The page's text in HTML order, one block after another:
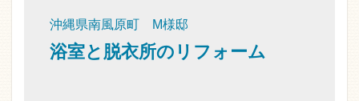
沖縄県南風原町 M様邸
浴室と脱衣所のリフォーム